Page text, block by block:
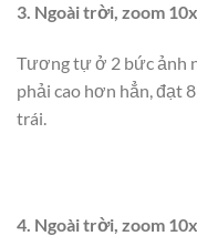
3. Ngoài trời, zoom 10x
Tương tự ở 2 bức ảnh
phải cao hơn hẳn, đạt
trái.
4. Ngoài trời, zoom 10x